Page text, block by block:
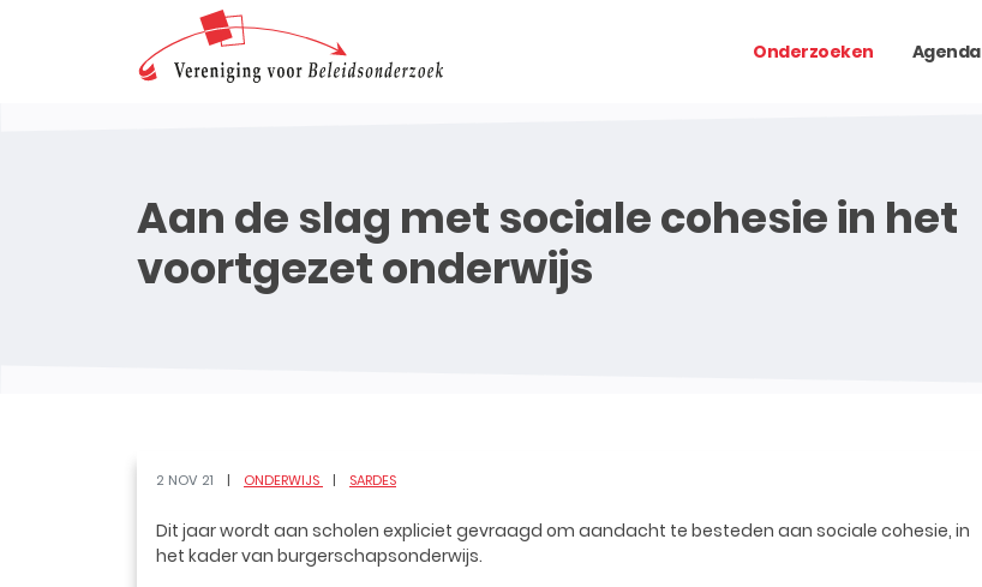
Onderzoeken Agenda
Aan de slag met sociale cohesie in het
voortgezet onderwijs
2 NOV 21 ONDERWIJS SARDES
Dit jaar wordt aan scholen expliciet gevraagd om aandacht te besteden aan sociale cohesie, in
het kader van burgerschapsonderwijs.